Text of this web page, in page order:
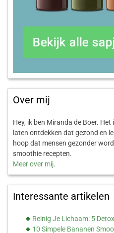
Over mij
Hey, ik ben Miranda de Boer.
laten ontdekken dat gezond en
hoop dat mensen gezonder
smoothie recepten.
Meer over mij.
Interessante artikelen
Reinig Je Lichaam: 5
10 Simpele Bananen